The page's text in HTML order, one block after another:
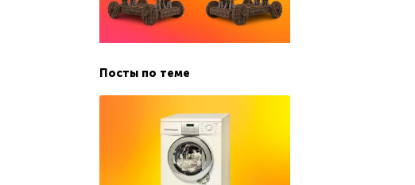
Посты по теме